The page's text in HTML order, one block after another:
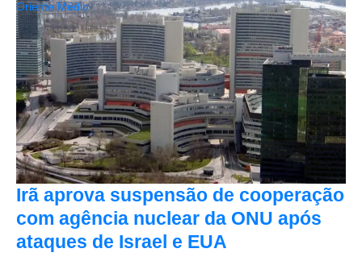
Irã aprova suspensão de cooperação
com agência nuclear da ONU após
ataques de Israel e EUA
Oriente Médio